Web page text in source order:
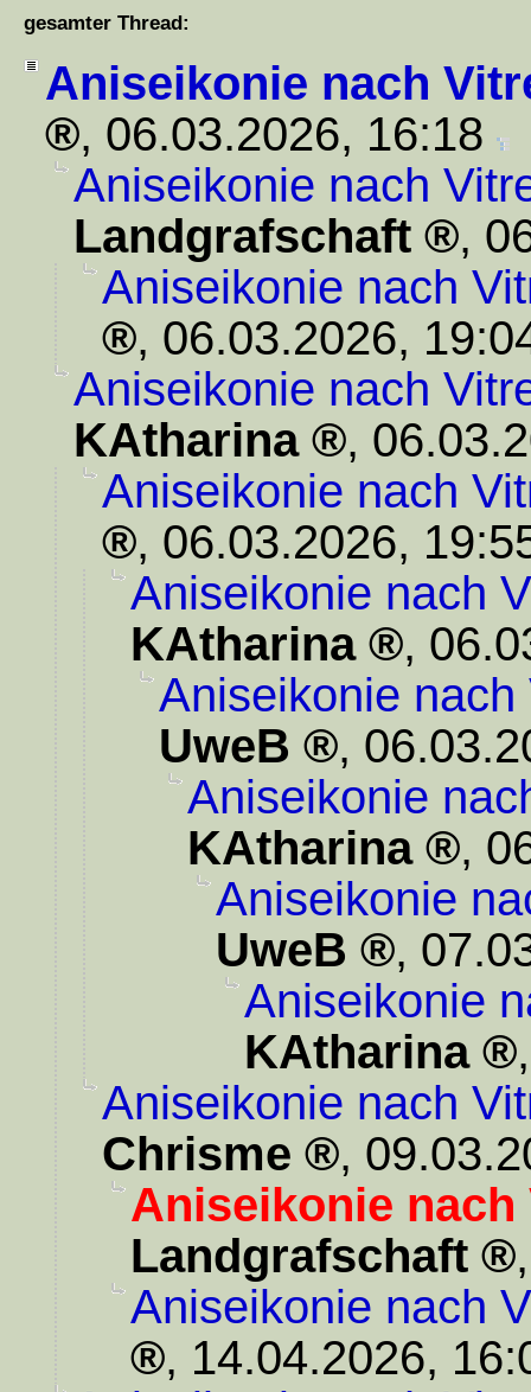
gesamter Thread:
Aniseikonie nach
, 06.03.2026, 16:18
Aniseikonie nach
Landgrafschaft
,
Aniseikonie nach
, 06.03.2026,
Aniseikonie nach
KAtharina
,
Aniseikonie nach
, 06.03.2026,
Aniseikonie nach
KAtharina
,
Aniseikonie
UweB
,
Aniseikonie
KAtharina
,
Aniseikonie
UweB
,
Aniseikonie
KAtharina
Aniseikonie nach
Chrisme
,
Aniseikonie
Landgrafschaft
Aniseikonie nach
, 14.04.2026,